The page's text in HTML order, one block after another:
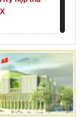
khóa XVI
cử ĐBQH
nhiệm kỳ